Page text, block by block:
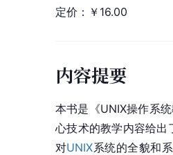
定价：￥16.00
内容提要
本书是《UNIX操作系
心技术的教学内容给出
对UNIX系统的全貌和